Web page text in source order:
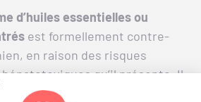
d’huiles essentielles ou
est formellement contre-
en raison des risques
qu’il présente. Il
de l’éviter sous ces formes.